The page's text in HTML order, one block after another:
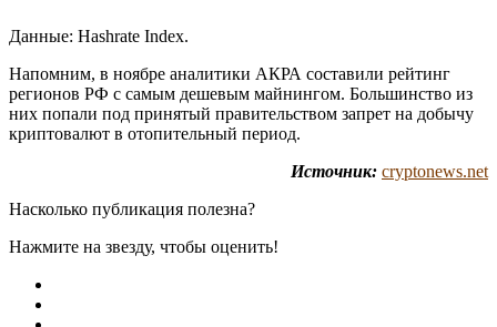
Данные: Hashrate Index.
Напомним, в ноябре аналитики АКРА составили рейтинг
регионов РФ с самым дешевым майнингом. Большинство из
них попали под принятый правительством запрет на добычу
криптовалют в отопительный период.
Источник: cryptonews.net
Насколько публикация полезна?
Нажмите на звезду, чтобы оценить!